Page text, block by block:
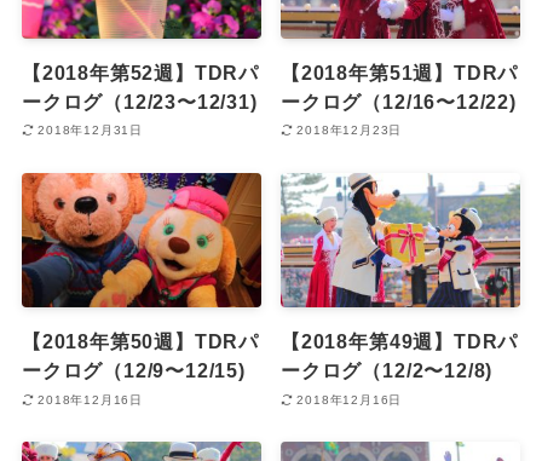
【2018年第52週】TDRパ
ークログ（12/23〜12/31)
2018年12月31日
【2018年第51週】TDRパ
ークログ（12/16〜12/22)
2018年12月23日
【2018年第50週】TDRパ
ークログ（12/9〜12/15)
2018年12月16日
【2018年第49週】TDRパ
ークログ（12/2〜12/8)
2018年12月16日